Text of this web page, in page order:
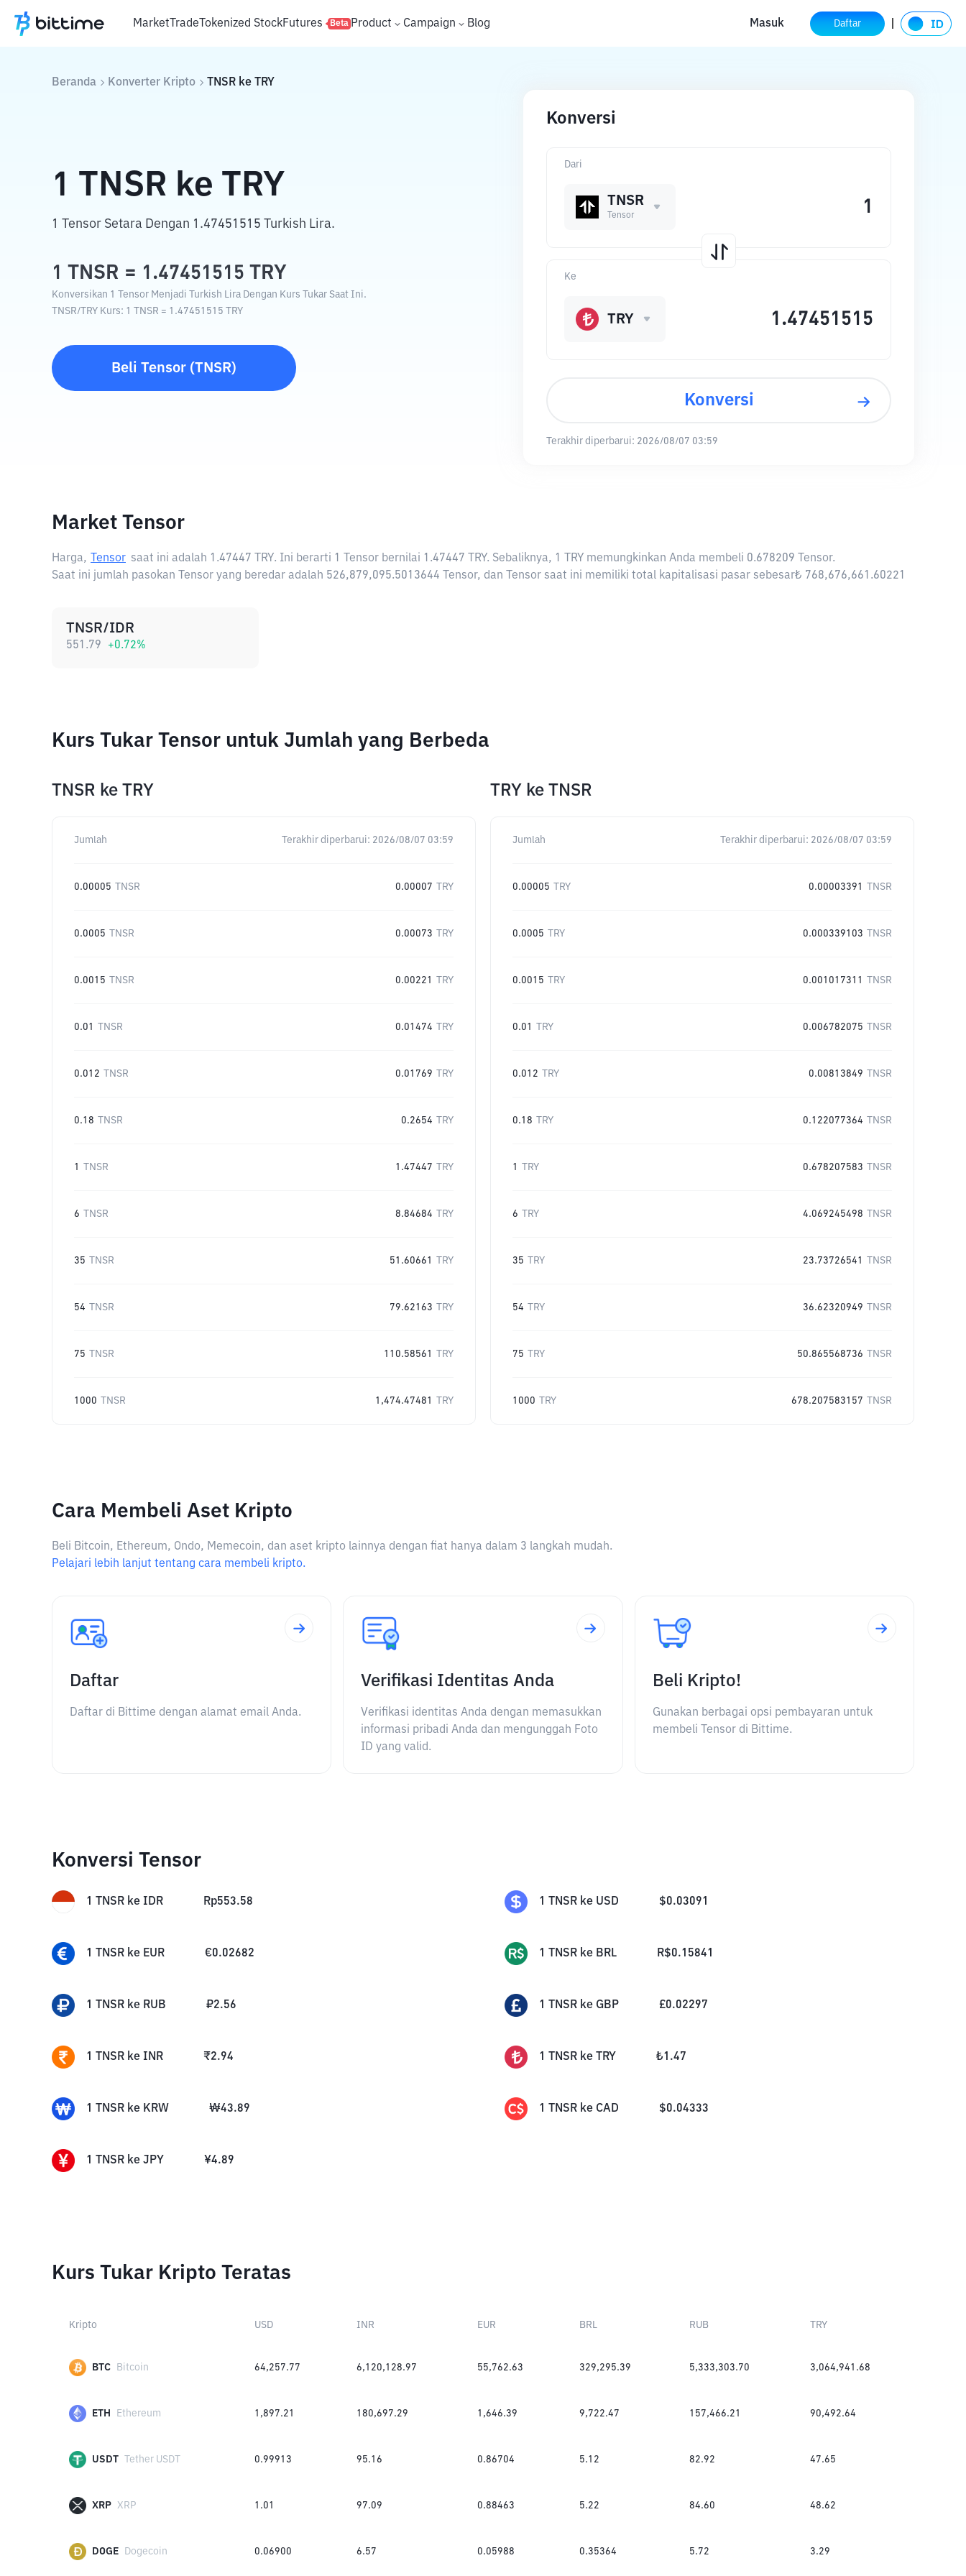
MarketTradeTokenized StockFutures Beta Product Campaign Blog Masuk Daftar
Beranda Konverter Kripto TNSR ke TRY
1 TNSR ke TRY
1 Tensor Setara Dengan 1.47451515 Turkish Lira.
1 TNSR = 1.47451515 TRY
Konversikan 1 Tensor Menjadi Turkish Lira Dengan Kurs Tukar Saat Ini.
TNSR/ TRY Kurs: 1 TNSR = 1.47451515 TRY
Beli Tensor (TNSR)
Konversi
Dari
TNSR
Tensor
Ke
TRY
Konversi
Terakhir diperbarui: 2026/08/07 03:59
Market Tensor
Harga, Tensor saat ini adalah 1.47447 TRY. Ini berarti 1 Tensor bernilai 1.47447 TRY. Sebaliknya, 1 TRY memungkinkan Anda membeli 0.678209 Tensor.
Saat ini jumlah pasokan Tensor yang beredar adalah 526,879,095.5013644 Tensor, dan Tensor saat ini memiliki total kapitalisasi pasar sebesar₺ 768,676,661.60221
TNSR/IDR
551.79 +0.72%
Kurs Tukar Tensor untuk Jumlah yang Berbeda
TNSR ke TRY
Jumlah Terakhir diperbarui: 2026/08/07 03:59
0.00005 TNSR 0.00007 TRY
0.0005 TNSR 0.00073 TRY
0.0015 TNSR 0.00221 TRY
0.01 TNSR 0.01474 TRY
0.012 TNSR 0.01769 TRY
0.18 TNSR 0.2654 TRY
1 TNSR 1.47447 TRY
6 TNSR 8.84684 TRY
35 TNSR 51.60661 TRY
54 TNSR 79.62163 TRY
75 TNSR 110.58561 TRY
1000 TNSR 1,474.47481 TRY
TRY ke TNSR
Jumlah Terakhir diperbarui: 2026/08/07 03:59
0.00005 TRY 0.00003391 TNSR
0.0005 TRY 0.000339103 TNSR
0.0015 TRY 0.001017311 TNSR
0.01 TRY 0.006782075 TNSR
0.012 TRY 0.00813849 TNSR
0.18 TRY 0.122077364 TNSR
1 TRY 0.678207583 TNSR
6 TRY 4.069245498 TNSR
35 TRY 23.73726541 TNSR
54 TRY 36.62320949 TNSR
75 TRY 50.865568736 TNSR
1000 TRY 678.207583157 TNSR
Cara Membeli Aset Kripto
Beli Bitcoin, Ethereum, Ondo, Memecoin, dan aset kripto lainnya dengan fiat hanya dalam 3 langkah mudah.
Pelajari lebih lanjut tentang cara membeli kripto.
Daftar
Daftar di Bittime dengan alamat email Anda.
Verifikasi Identitas Anda
Verifikasi identitas Anda dengan memasukkan
informasi pribadi Anda dan mengunggah Foto
ID yang valid.
Beli Kripto!
Gunakan berbagai opsi pembayaran untuk
membeli Tensor di Bittime.
Konversi Tensor
1 TNSR ke IDR Rp553.58 1 TNSR ke USD $0.03091
1 TNSR ke EUR €0.02682 1 TNSR ke BRL R$0.15841
1 TNSR ke RUB ₽2.56 1 TNSR ke GBP £0.02297
1 TNSR ke INR ₹2.94 1 TNSR ke TRY ₺1.47
1 TNSR ke KRW ₩43.89 1 TNSR ke CAD $0.04333
1 TNSR ke JPY ¥4.89
Kurs Tukar Kripto Teratas
Kripto USD INR EUR BRL RUB TRY
BTC Bitcoin 64,257.77 6,120,128.97 55,762.63 329,295.39 5,333,303.70 3,064,941.68
ETH Ethereum 1,897.21 180,697.29 1,646.39 9,722.47 157,466.21 90,492.64
USDT Tether USDT 0.99913 95.16 0.86704 5.12 82.92 47.65
XRP XRP 1.01 97.09 0.88463 5.22 84.60 48.62
DOGE Dogecoin 0.06900 6.57 0.05988 0.35364 5.72 3.29